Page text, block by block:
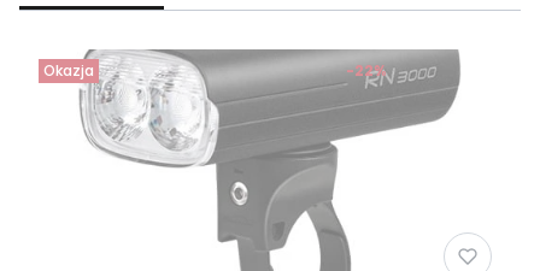
Okazja -22%